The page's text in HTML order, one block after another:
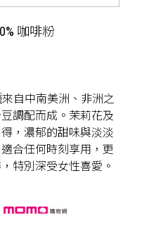
咖啡粉
來自中南美洲、非洲之
調配而成。茉莉花及
，濃郁的甜味與淡淡
合任何時刻享用，更
特別深受女性喜愛。